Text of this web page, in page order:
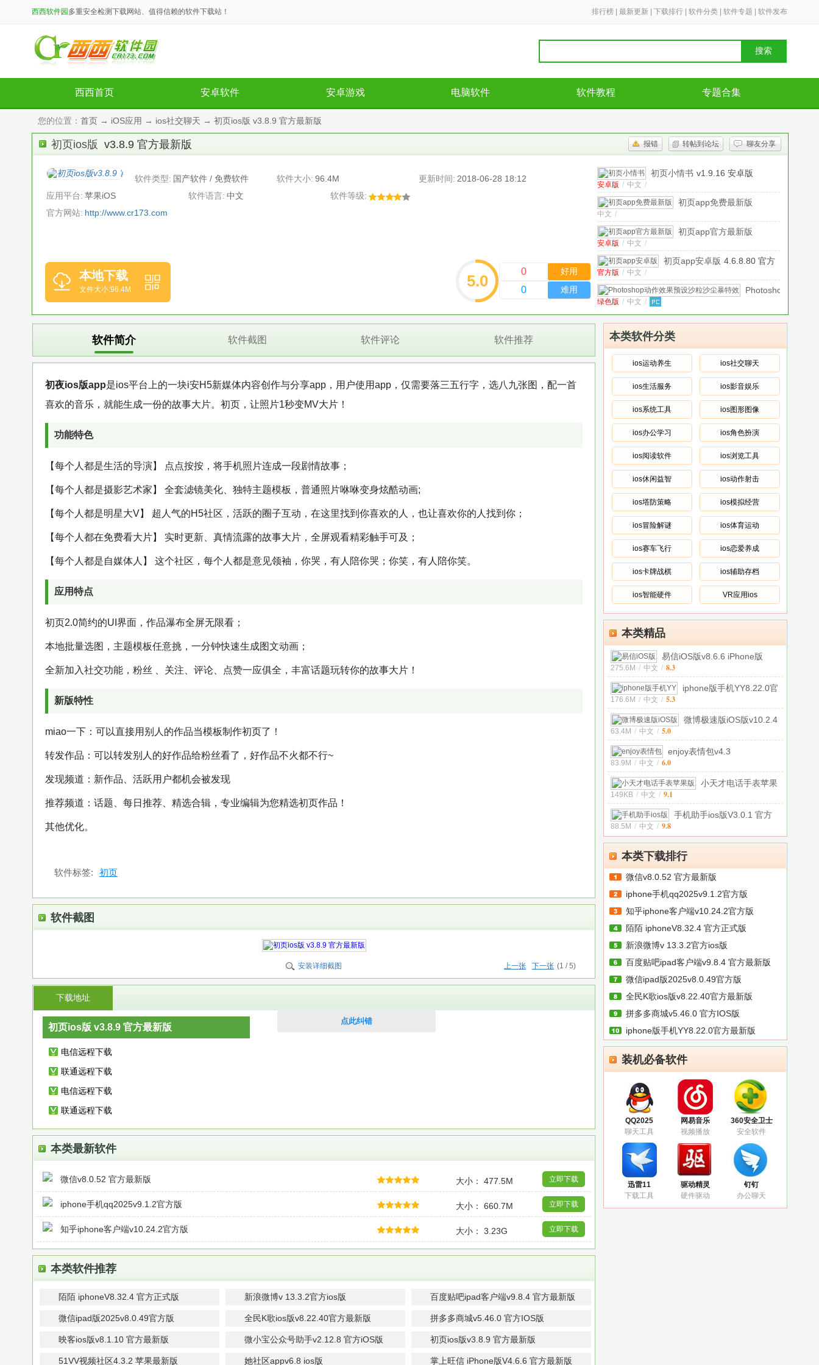
西西软件园 多重安全检测下载网站、值得信赖的软件下载站！ 排行榜 最新更新 下载排行 软件分类 软件专题 软件发布
搜索
西西首页 安卓软件 安卓游戏 电脑软件 软件教程 专题合集
您的位置： 首页 → iOS应用 → ios社交聊天 → 初页ios版 v3.8.9 官方最新版
初页ios版 v3.8.9 官方最新版 报错 转帖到论坛 聊友分享
软件类型: 国产软件 / 免费软件 软件大小: 96.4M 更新时间: 2018-06-28 18:12
应用平台: 苹果iOS 软件语言: 中文
软件等级:
官方网站: http://www.cr173.com
本地下载
文件大小:96.4M 5.0
0 好用
0 难用
初页小情书 v1.9.16 安卓版
安卓版 / 中文 /
初页app免费最新版
中文 /
初页app官方最新版
安卓版 / 中文 /
初页app安卓版 4.6.8.80 官方
官方版 / 中文 /
Photoshop
预设沙粒
沙尘暴特
版
绿色版 / 中文 /
中文 /
影天下ios v1.0苹果版
新2Kids学汉字ios v1.1
遵化购ios版 v1.0.2苹果版
/
星评社ios版 v1.0 官方版
官方版 / 中文 /
本类软件分类
ios运动养生 ios社交聊天
ios生活服务 ios影音娱乐
ios系统工具 ios图形图像
ios办公学习 ios角色扮演
ios阅读软件 ios浏览工具
ios休闲益智 ios动作射击
ios塔防策略 ios模拟经营
ios冒险解谜 ios体育运动
ios赛车飞行 ios恋爱养成
ios卡牌战棋 ios辅助存档
ios智能硬件 VR应用ios
本类精品
易信iOS版v8.6.6 iPhone版
275.6M / 中文 / 8.3
iphone版手机YY8.22.0官
176.6M / 中文 / 5.3
微博极速版iOS版v10.2.4
63.4M / 中文 / 5.0
enjoy表情包v4.3
83.9M / 中文 / 6.0
小天才电话手表苹果
149KB / 中文 / 9.1
手机助手ios版V3.0.1 官方
88.5M / 中文 / 9.8
本类下载排行
微信v8.0.52 官方最新版
iphone手机qq2025v9.1.2官方版
知乎iphone客户端v10.24.2官方版
陌陌 iphoneV8.32.4 官方正式版
新浪微博v 13.3.2官方ios版
百度贴吧ipad客户端v9.8.4 官方最新版
微信ipad版2025v8.0.49官方版
全民K歌ios版v8.22.40官方最新版
拼多多商城v5.46.0 官方IOS版
iphone版手机YY8.22.0官方最新版
装机必备软件
QQ2025
聊天工具
网易音乐
视频播放
360安全卫士
安全软件
迅雷11
下载工具
驱动精灵
硬件驱动
钉钉
办公聊天
软件简介 软件截图 软件评论 软件推荐
初夜ios版app是ios平台上的一块i安H5新媒体内容创作与分享app，用户使用app，仅需要落三五行字，选八九张图，配一首
喜欢的音乐，就能生成一份的故事大片。初页，让照片1秒变MV大片！
功能特色
【每个人都是生活的导演】 点点按按，将手机照片连成一段剧情故事；
【每个人都是摄影艺术家】 全套滤镜美化、独特主题模板，普通照片咻咻变身炫酷动画;
【每个人都是明星大V】 超人气的H5社区，活跃的圈子互动，在这里找到你喜欢的人，也让喜欢你的人找到你；
【每个人都在免费看大片】 实时更新、真情流露的故事大片，全屏观看精彩触手可及；
【每个人都是自媒体人】 这个社区，每个人都是意见领袖，你哭，有人陪你哭；你笑，有人陪你笑。
应用特点
初页2.0简约的UI界面，作品瀑布全屏无限看；
本地批量选图，主题模板任意挑，一分钟快速生成图文动画；
全新加入社交功能，粉丝 、关注、评论、点赞一应俱全，丰富话题玩转你的故事大片！
新版特性
miao一下：可以直接用别人的作品当模板制作初页了！
转发作品：可以转发别人的好作品给粉丝看了，好作品不火都不行~
发现频道：新作品、活跃用户都机会被发现
推荐频道：话题、每日推荐、精选合辑，专业编辑为您精选初页作品！
其他优化。
软件标签: 初页
软件截图
上一张 下一张 (1 /5)
安装详细截图
下载地址
初页ios版 v3.8.9 官方最新版
电信远程下载
联通远程下载
电信远程下载
联通远程下载
点此纠错
本类最新软件
微信v8.0.52 官方最新版 大小： 477.5M 立即下载
iphone手机qq2025v9.1.2官方版 大小： 660.7M 立即下载
知乎iphone客户端v10.24.2官方版 大小： 3.23G 立即下载
本类软件推荐
陌陌 iphoneV8.32.4 官方正式版 新浪微博v 13.3.2官方ios版 百度贴吧ipad客户端v9.8.4 官方最新版
微信ipad版2025v8.0.49官方版 全民K歌ios版v8.22.40官方最新版 拼多多商城v5.46.0 官方IOS版
映客ios版v8.1.10 官方最新版 微小宝公众号助手v2.12.8 官方iOS版 初页ios版v3.8.9 官方最新版
51VV视频社区4.3.2 苹果最新版 她社区appv6.8 ios版 掌上旺信 iPhone版V4.6.6 官方最新版